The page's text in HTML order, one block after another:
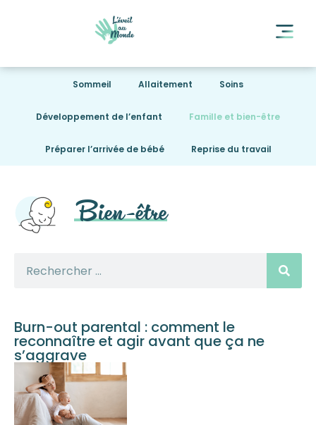
Sommeil Allaitement Soins
Développement de l’enfant Famille et bien-être
Préparer l’arrivée de bébé Reprise du travail
Bien-être
Burn-out parental : comment le
reconnaître et agir avant que ça ne
s’aggrave